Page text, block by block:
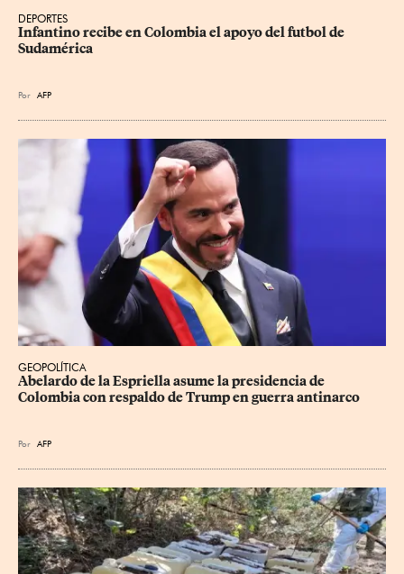
DEPORTES
Infantino recibe en Colombia el apoyo del futbol de
Sudamérica
Por AFP
GEOPOLÍTICA
Abelardo de la Espriella asume la presidencia de
Colombia con respaldo de Trump en guerra antinarco
Por AFP